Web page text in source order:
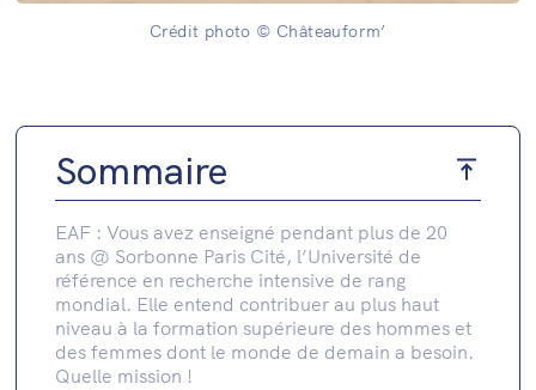
Crédit photo © Châteauform’
Sommaire
EAF : Vous avez enseigné pendant plus de 20
ans @ Sorbonne Paris Cité, l’Université de
référence en recherche intensive de rang
mondial. Elle entend contribuer au plus haut
niveau à la formation supérieure des hommes et
des femmes dont le monde de demain a besoin.
Quelle mission !